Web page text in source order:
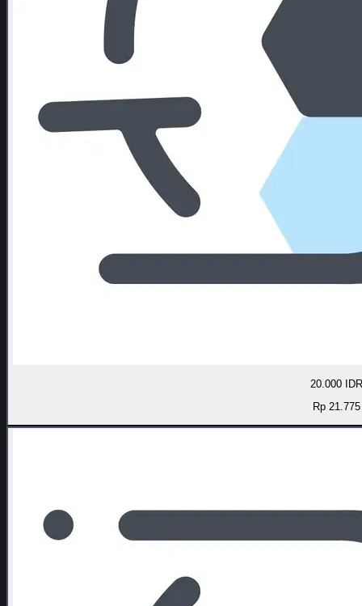
20.000 IDR
Rp 21.775